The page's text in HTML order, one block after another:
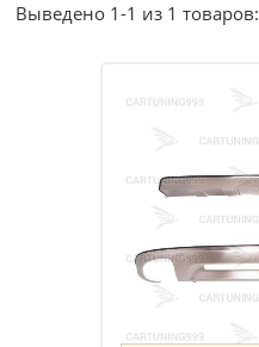
Выведено 1-1 из 1 товаров: